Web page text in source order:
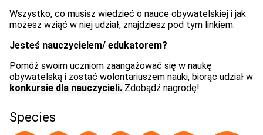
Wszystko, co musisz wiedzieć o nauce obywatelskiej i jak
możesz wziąć w niej udział, znajdziesz pod tym linkiem.
Jesteś nauczycielem/ edukatorem?
Pomóż swoim uczniom zaangażować się w naukę
obywatelską i zostać wolontariuszem nauki, biorąc udział w
konkursie dla nauczycieli. Zdobądź nagrodę!
Species